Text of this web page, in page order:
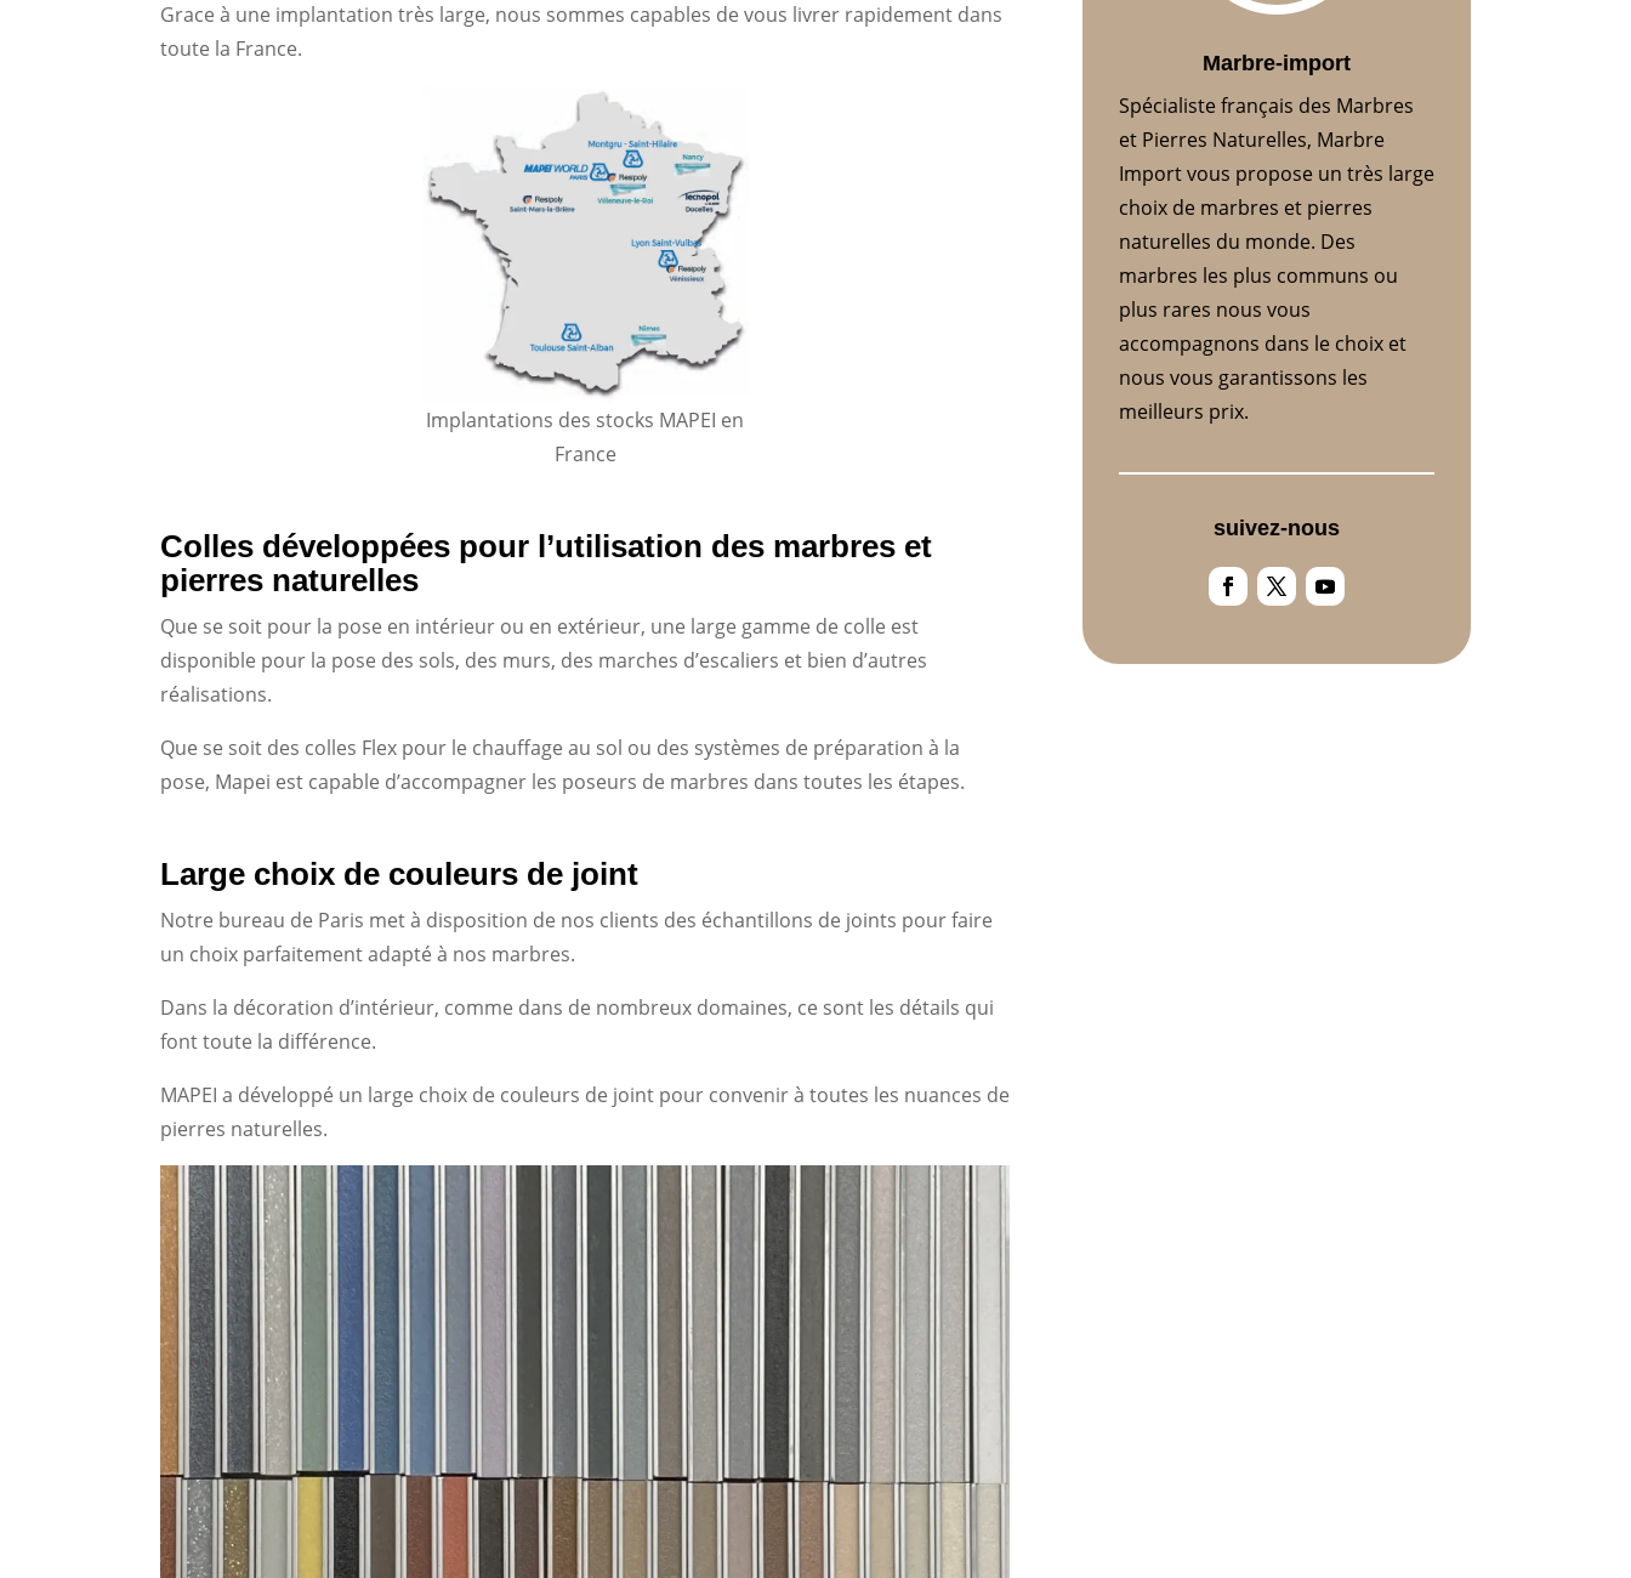
Grace à une implantation très large, nous sommes capables de vous livrer rapidement dans
toute la France.
Implantations des stocks MAPEI en
France
Colles développées pour l’utilisation des marbres et
pierres naturelles
Que se soit pour la pose en intérieur ou en extérieur, une large gamme de colle est
disponible pour la pose des sols, des murs, des marches d’escaliers et bien d’autres
réalisations.
Que se soit des colles Flex pour le chauffage au sol ou des systèmes de préparation à la
pose, Mapei est capable d’accompagner les poseurs de marbres dans toutes les étapes.
Large choix de couleurs de joint
Notre bureau de Paris met à disposition de nos clients des échantillons de joints pour faire
un choix parfaitement adapté à nos marbres.
Dans la décoration d’intérieur, comme dans de nombreux domaines, ce sont les détails qui
font toute la différence.
MAPEI a développé un large choix de couleurs de joint pour convenir à toutes les nuances de
pierres naturelles.
Marbre-import
Spécialiste français des Marbres
et Pierres Naturelles, Marbre
Import vous propose un très large
choix de marbres et pierres
naturelles du monde. Des
marbres les plus communs ou
plus rares nous vous
accompagnons dans le choix et
nous vous garantissons les
meilleurs prix.
suivez-nous